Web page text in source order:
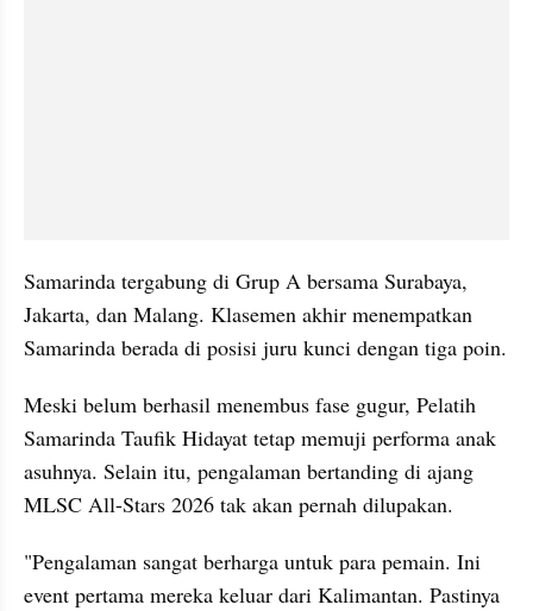
Samarinda tergabung di Grup A bersama Surabaya,
Jakarta, dan Malang. Klasemen akhir menempatkan
Samarinda berada di posisi juru kunci dengan tiga poin.
Meski belum berhasil menembus fase gugur, Pelatih
Samarinda Taufik Hidayat tetap memuji performa anak
asuhnya. Selain itu, pengalaman bertanding di ajang
MLSC All-Stars 2026 tak akan pernah dilupakan.
"Pengalaman sangat berharga untuk para pemain. Ini
event pertama mereka keluar dari Kalimantan. Pastinya